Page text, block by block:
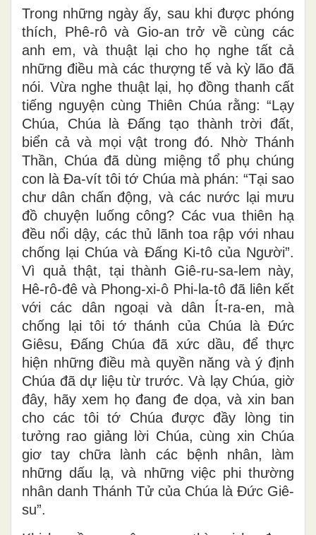
Trong những ngày ấy, sau khi được phóng
thích, Phê-rô và Gio-an trở về cùng các
anh em, và thuật lại cho họ nghe tất cả
những điều mà các thượng tế và kỳ lão đã
nói. Vừa nghe thuật lại, họ đồng thanh cất
tiếng nguyện cùng Thiên Chúa rằng: “Lạy
Chúa, Chúa là Ðấng tạo thành trời đất,
biển cả và mọi vật trong đó. Nhờ Thánh
Thần, Chúa đã dùng miệng tổ phụ chúng
con là Ða-vít tôi tớ Chúa mà phán: “Tại sao
chư dân chấn động, và các nước lại mưu
đồ chuyện luống công? Các vua thiên hạ
đều nổi dậy, các thủ lãnh toa rập với nhau
chống lại Chúa và Ðấng Ki-tô của Người”.
Vì quả thật, tại thành Giê-ru-sa-lem này,
Hê-rô-đê và Phong-xi-ô Phi-la-tô đã liên kết
với các dân ngoại và dân Ít-ra-en, mà
chống lại tôi tớ thánh của Chúa là Ðức
Giêsu, Ðấng Chúa đã xức dầu, để thực
hiện những điều mà quyền năng và ý định
Chúa đã dự liệu từ trước. Và lạy Chúa, giờ
đây, hãy xem họ đang đe dọa, và xin ban
cho các tôi tớ Chúa được đầy lòng tin
tưởng rao giảng lời Chúa, cùng xin Chúa
giơ tay chữa lành các bệnh nhân, làm
những dấu lạ, và những việc phi thường
nhân danh Thánh Tử của Chúa là Ðức Giê-
su”.